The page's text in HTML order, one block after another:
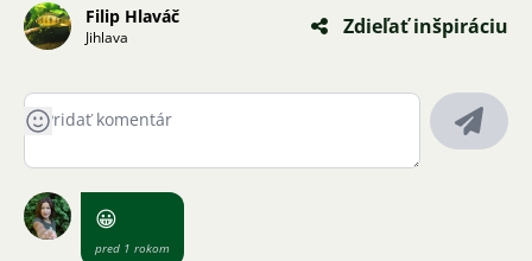
Filip Hlaváč
Jihlava Zdieľať inšpiráciu
😀
pred 1 rokom